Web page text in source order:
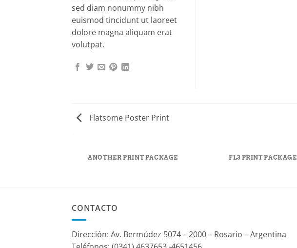
sed diam nonummy nibh
euismod tincidunt ut laoreet
dolore magna aliquam erat
volutpat.
Flatsome Poster Print
ANOTHER PRINT PACKAGE FL3 PRINT PACKAGE
CONTACTO
Dirección: Av. Bermúdez 5074 – 2000 – Rosario – Argentina